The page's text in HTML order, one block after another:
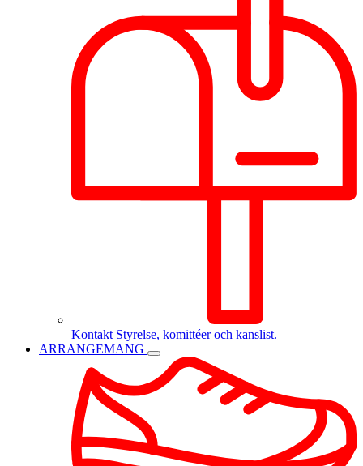
Kontakt Styrelse, komittéer och kanslist.
ARRANGEMANG